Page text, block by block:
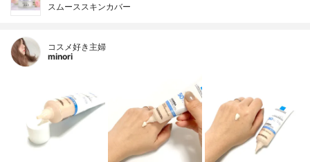
スムーススキンカバー
コスメ好き主婦
minori